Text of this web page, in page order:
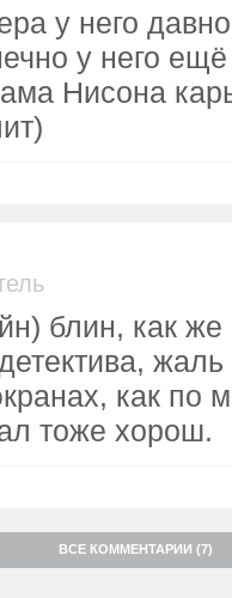
у него
у него
Нисона
блин, как же
как по
тоже хорош.
ВСЕ КОММЕНТАРИИ (7)